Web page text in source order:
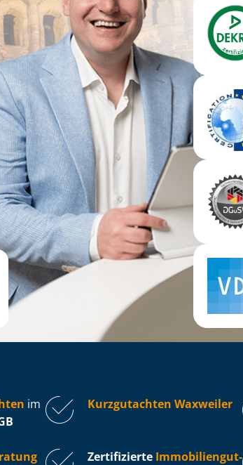
im
Kurzgutachten Waxweiler
Zertifizierte Im­mo­bi­li­en­gut­